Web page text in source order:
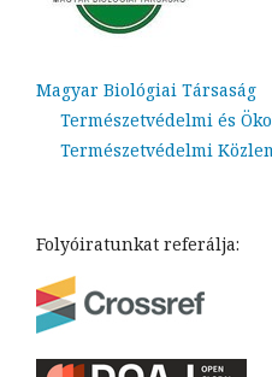
Magyar Biológiai Társaság
Természetvédelmi és
Természetvédelmi
Folyóiratunkat referálja: